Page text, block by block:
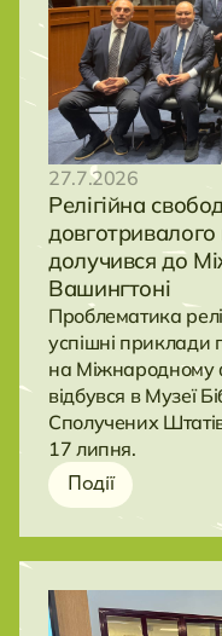
27.7.2026
Релігійна
довготривалого
долучився до
Вашингтоні
Проблематика
успішні приклади
на Міжнародному
відбувся в Музеї
Сполучених
17 липня.
Події